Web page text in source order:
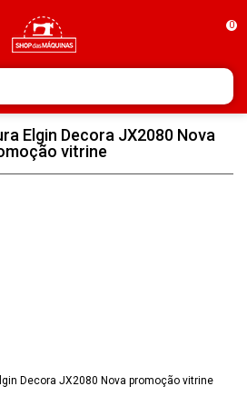
0
Elgin Decora JX2080 Nova
vitrine